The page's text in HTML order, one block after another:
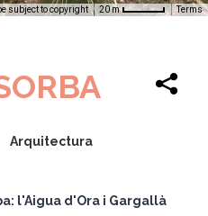
subject to copyright 20 m Terms
Arquitectura
l'Aigua d'Ora i Gargallà